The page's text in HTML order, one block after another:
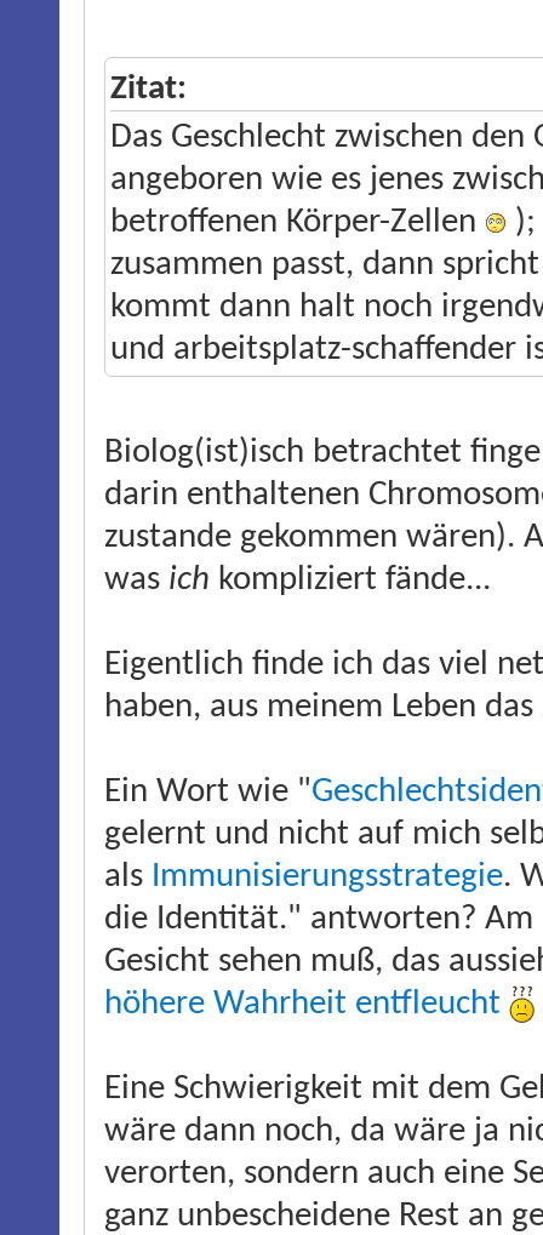
Zitat:
Das Geschlecht zwischen
angeboren wie es jenes
betroffenen Körper-Zellen
zusammen passt, dann
kommt dann halt noch
und arbeitsplatz-schaffender
Biolog(ist)isch betrachtet
darin enthaltenen
zustande gekommen wären).
was ich kompliziert fände...
Eigentlich finde ich das viel
haben, aus meinem Leben
Ein Wort wie "
gelernt und nicht auf mich
als Immunisierungsstrategie.
die Identität." antworten? Am
Gesicht sehen muß, das
höhere Wahrheit entfleucht
Eine Schwierigkeit mit dem
wäre dann noch, da wäre ja
verorten, sondern auch eine
ganz unbescheidene Rest an